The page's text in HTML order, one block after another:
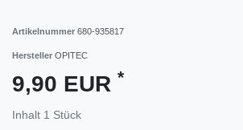
Artikelnummer 680-935817
Hersteller OPITEC
9,90 EUR *
Inhalt 1 Stück